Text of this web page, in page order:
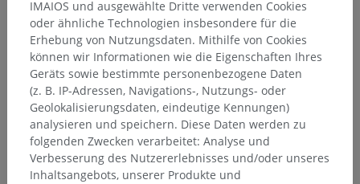
IMAIOS und ausgewählte Dritte verwenden Cookies
oder ähnliche Technologien insbesondere für die
Erhebung von Nutzungsdaten. Mithilfe von Cookies
können wir Informationen wie die Eigenschaften Ihres
Geräts sowie bestimmte personenbezogene Daten
(z. B. IP-Adressen, Navigations-, Nutzungs- oder
Geolokalisierungsdaten, eindeutige Kennungen)
analysieren und speichern. Diese Daten werden zu
folgenden Zwecken verarbeitet: Analyse und
Verbesserung des Nutzererlebnisses und/oder unseres
Inhaltsangebots, unserer Produkte und